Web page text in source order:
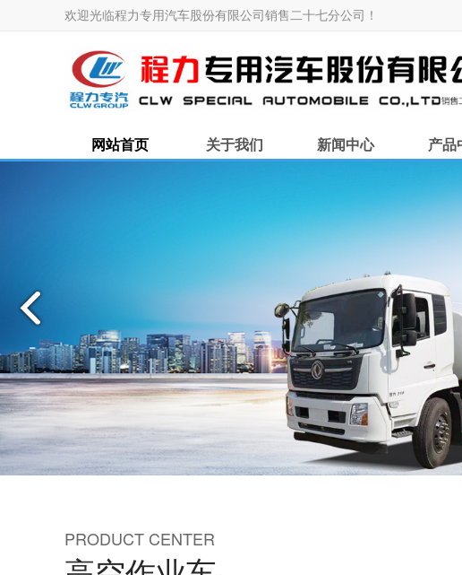
欢迎光临程力专用汽车股份有限公司销售二十七分公司！
网站首页 关于我们 新闻中心 产品
PRODUCT CENTER